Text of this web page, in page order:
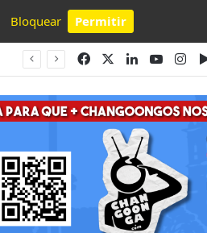
Bloquear Permitir
FacebookLinkedIn